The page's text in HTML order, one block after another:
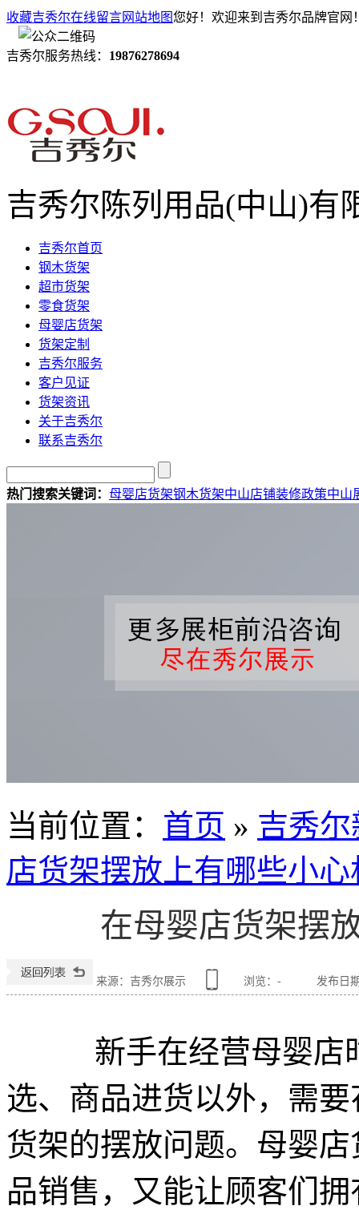
收藏吉秀尔在线留言网站地图您好！欢迎来到吉秀尔品牌官网
吉秀尔服务热线： 19876278694
吉秀尔陈列用品(中山)有
吉秀尔首页
钢木货架
超市货架
零食货架
母婴店货架
货架定制
吉秀尔服务
客户见证
货架资讯
关于吉秀尔
联系吉秀尔
热门搜索关键词： 母婴店货架钢木货架中山店铺装修政策中山
当前位置 ： 首页 » 吉秀
店货架摆放上有哪些小心
在母婴店货架摆
来源：吉秀尔展示 浏览： - 发布日
新手在经营母婴店时
选、商品进货以外，需
货架的摆放问题。母婴
品销售，又能让顾客们